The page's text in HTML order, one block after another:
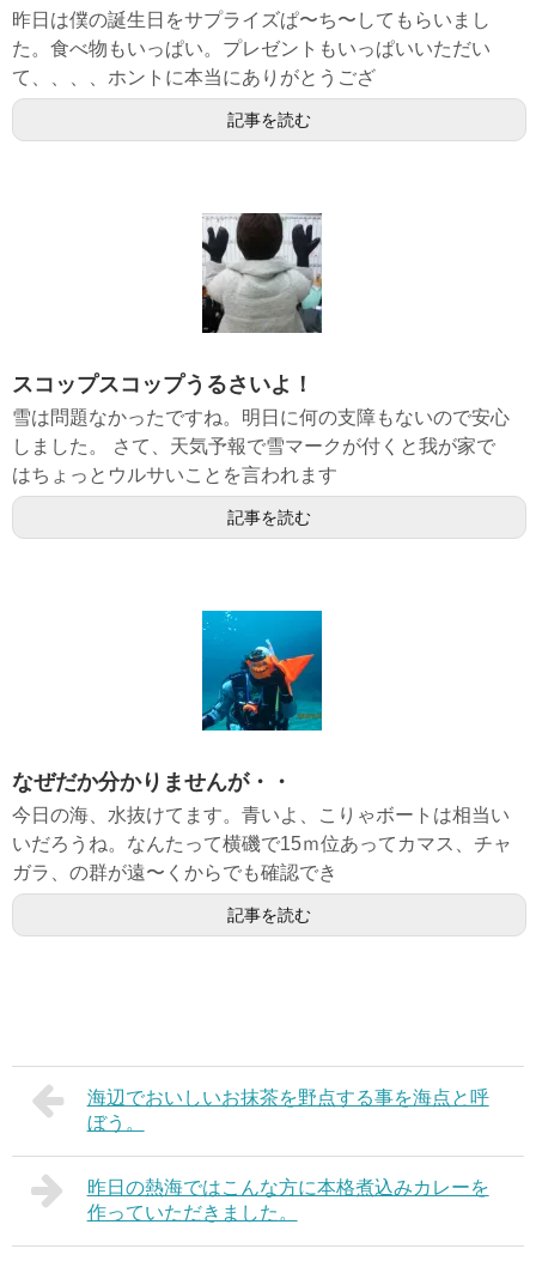
昨日は僕の誕生日をサプライズぱ〜ち〜してもらいまし
た。食べ物もいっぱい。プレゼントもいっぱいいただい
て、、、、ホントに本当にありがとうござ
記事を読む
スコップスコップうるさいよ！
雪は問題なかったですね。明日に何の支障もないので安心
しました。 さて、天気予報で雪マークが付くと我が家で
はちょっとウルサいことを言われます
記事を読む
なぜだか分かりませんが・・
今日の海、水抜けてます。青いよ、こりゃボートは相当い
いだろうね。なんたって横磯で15ｍ位あってカマス、チャ
ガラ、の群が遠〜くからでも確認でき
記事を読む
海辺でおいしいお抹茶を野点する事を海点と呼
ぼう。
昨日の熱海ではこんな方に本格煮込みカレーを
作っていただきました。